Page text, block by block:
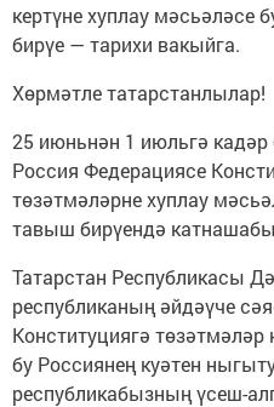
кертүне хуплау мәсьәләсе
бирүе — тарихи вакыйга.
Хөрмәтле татарстанлылар!
25 июньнән 1 июльгә
Россия Федерациясе
төзәтмәләрне хуплау
тавыш бирүендә
Татарстан Республикасы
республиканың әйдәүче
Конституциягә төзәтмәләр
бу Россиянең куәтен
республикабызның үсеш-